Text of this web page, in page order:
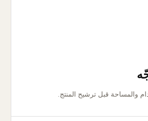
والمساحة قبل ترشيح المنتج.